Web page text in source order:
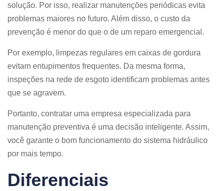
solução. Por isso, realizar manutenções periódicas evita
problemas maiores no futuro. Além disso, o custo da
prevenção é menor do que o de um reparo emergencial.
Por exemplo, limpezas regulares em caixas de gordura
evitam entupimentos frequentes. Da mesma forma,
inspeções na rede de esgoto identificam problemas antes
que se agravem.
Portanto, contratar uma empresa especializada para
manutenção preventiva é uma decisão inteligente. Assim,
você garante o bom funcionamento do sistema hidráulico
por mais tempo.
Diferenciais